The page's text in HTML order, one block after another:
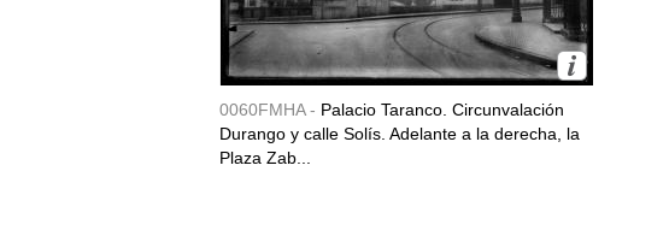
0060FMHA - Palacio Taranco. Circunvalación
Durango y calle Solís. Adelante a la derecha, la
Plaza Zab...